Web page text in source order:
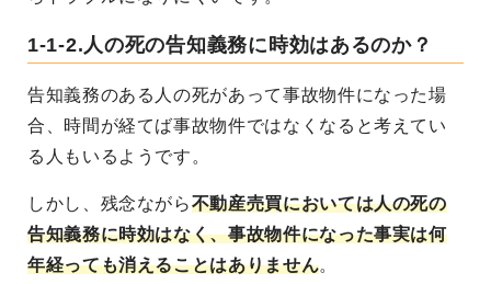
1-1-2.人の死の告知義務に時効はあるのか？
告知義務のある人の死があって事故物件になった場
合、時間が経てば事故物件ではなくなると考えてい
る人もいるようです。
しかし、残念ながら不動産売買においては人の死の
告知義務に時効はなく、事故物件になった事実は何
年経っても消えることはありません。